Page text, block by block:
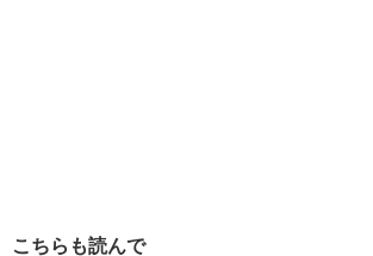
こちらも読んで